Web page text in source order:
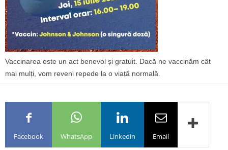
Vaccinarea este un act benevol și gratuit. Dacă ne vaccinăm cât
mai mulți, vom reveni repede la o viață normală.
Facebook WhatsApp Linkedin Email